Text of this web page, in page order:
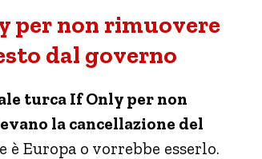
per non rimuovere
dal governo
turca If Only per non
la cancellazione del
è Europa o vorrebbe esserlo.